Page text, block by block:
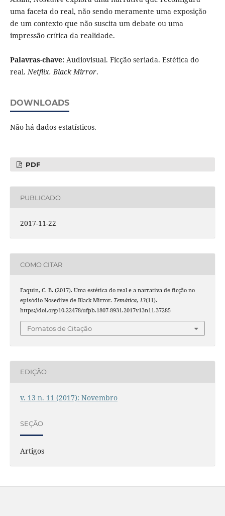
uma faceta do real, não sendo meramente uma exposição
de um contexto que não suscita um debate ou uma
impressão crítica da realidade.
Palavras-chave: Audiovisual. Ficção seriada. Estética do
real.Netflix.Black Mirror.
DOWNLOADS
Não há dados estatísticos.
PDF
PUBLICADO
2017-11-22
COMO CITAR
Faquin, C. B. (2017). Uma estética do real e a narrativa de ficção no
episódio Nosedive de Black Mirror. Temática, 13(11).
https://doi.org/10.22478/ufpb.1807-8931.2017v13n11.37285
Fomatos de Citação
EDIÇÃO
v. 13 n. 11 (2017): Novembro
SEÇÃO
Artigos